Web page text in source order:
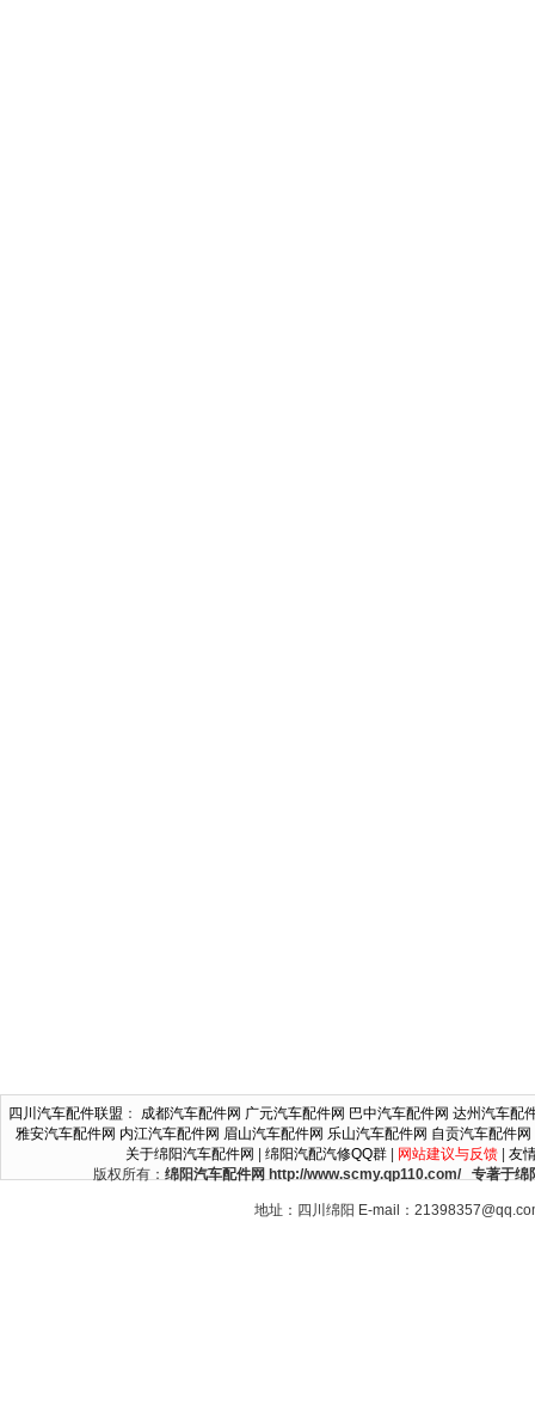
四川汽车配件联盟 ： 成都汽车配件网 广元汽车配件网 巴中汽车配件网 达州汽车配
雅安汽车配件网 内江汽车配件网 眉山汽车配件网 乐山汽车配件网 自贡汽车配件网
关于绵阳汽车配件网
绵阳汽配汽修QQ群| 网站建议与反馈| 友
版权所有： 绵阳汽车配件网 http://www.scmy.qp110.com/ 专著于绵
地址：四川绵阳 E-mail：